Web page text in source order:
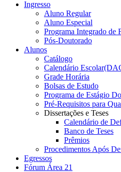
Ingresso
Aluno Regular
Aluno Especial
Programa Integrado de
Pós-Doutorado
Alunos
Catálogo
Calendário
Grade Horária
Bolsas de Estudo
Programa de Estágio
Pré-Requisitos para
Dissertações e Teses
Calendário de
Banco de Teses
Prêmios
Procedimentos Após
Egressos
Fórum Área 21